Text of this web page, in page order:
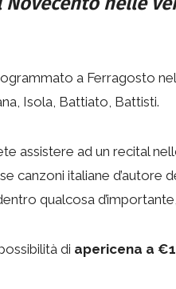
a Ferragosto
Isola, Battiato, Battisti.
assistere ad un recital
canzoni italiane
qualcosa
di apericena a